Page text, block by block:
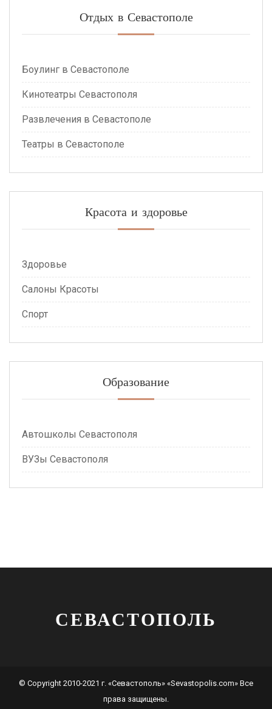
Отдых в Севастополе
Боулинг в Севастополе
Кинотеатры Севастополя
Развлечения в Севастополе
Театры в Севастополе
Красота и здоровье
Здоровье
Салоны Красоты
Спорт
Образование
Автошколы Севастополя
ВУЗы Севастополя
СЕВАСТОПОЛЬ
© Copyright 2010-2021 г. «Севастополь» «Sevastopolis.com» Все
права защищены.